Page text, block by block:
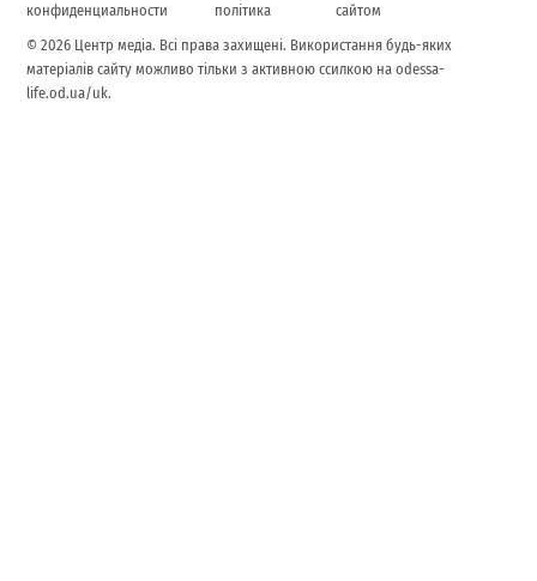
конфиденциальности
політика
сайтом
© 2026 Центр медіа. Всі права захищені. Використання будь-яких
матеріалів сайту можливо тільки з активною ссилкою на odessa-
life.od.ua/uk.